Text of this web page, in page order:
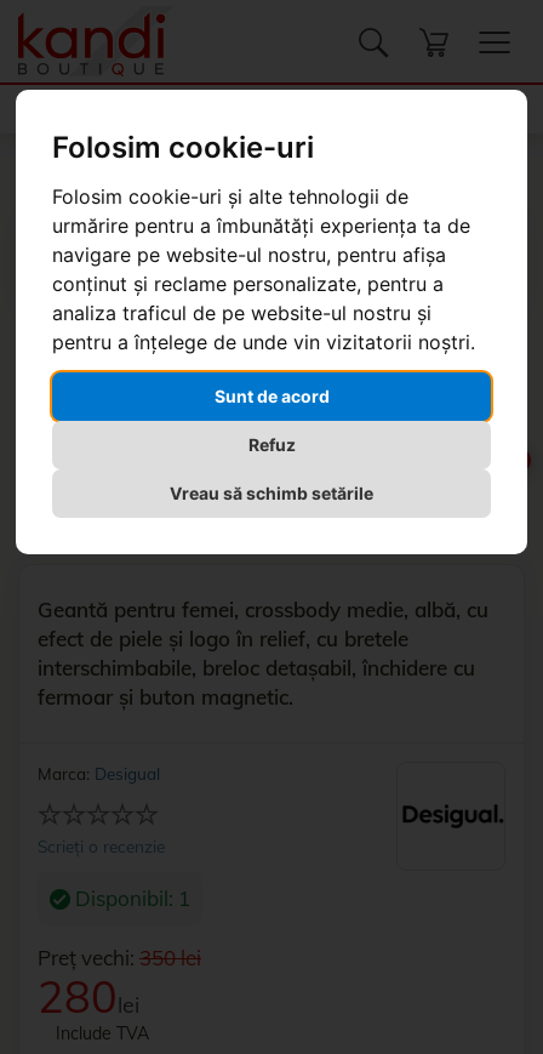
Folosim cookie-uri
Folosim cookie-uri și alte tehnologii de
urmărire pentru a îmbunătăți experiența ta de
navigare pe website-ul nostru, pentru afișa
conținut și reclame personalizate, pentru a
analiza traficul de pe website-ul nostru și
pentru a înțelege de unde vin vizitatorii noștri.
Sunt de acord
Refuz
Vreau să schimb setările
Kandi Boutique Produse
Genți, valize
Geantă Desigual Half Logo
-20%
Geantă pentru femei, crossbody medie, albă, cu
efect de piele și logo în relief, cu bretele
interschimbabile, breloc detașabil, închidere cu
fermoar și buton magnetic.
Marca: Desigual
Scrieți o recenzie
Disponibil: 1
Preț vechi: 350 lei
280lei
Include TVA